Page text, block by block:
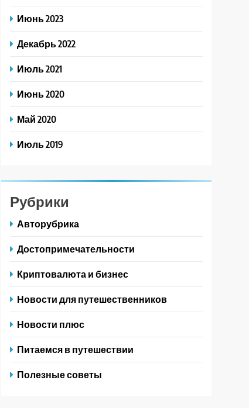
Июнь 2023
Декабрь 2022
Июль 2021
Июнь 2020
Май 2020
Июль 2019
Рубрики
Авторубрика
Достопримечательности
Криптовалюта и бизнес
Новости для путешественников
Новости плюс
Питаемся в путешествии
Полезные советы